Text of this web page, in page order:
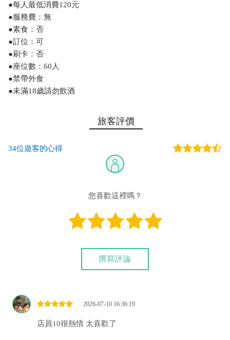
●每人最低消費120元
●服務費：無
●素食：否
●訂位：可
●刷卡：否
●座位數：60人
●禁帶外食
●未滿18歲請勿飲酒
旅客評價
34位遊客的心得
您喜歡這裡嗎？
撰寫評論
2026-07-10 16:36:19
店員10很熱情 太喜歡了